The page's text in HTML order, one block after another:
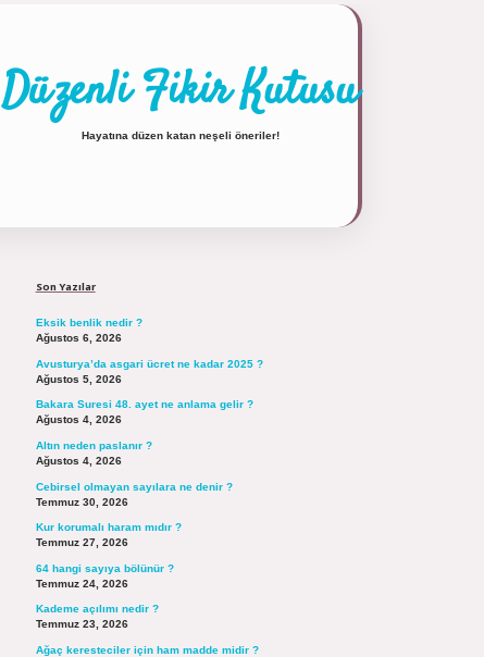
Düzenli Fikir Kutusu
Hayatına düzen katan neşeli öneriler!
Son Yazılar
Eksik benlik nedir ?
Ağustos 6, 2026
Avusturya’da asgari ücret ne kadar 2025 ?
Ağustos 5, 2026
Bakara Suresi 48. ayet ne anlama gelir ?
Ağustos 4, 2026
Altın neden paslanır ?
Ağustos 4, 2026
Cebirsel olmayan sayılara ne denir ?
Temmuz 30, 2026
Kur korumalı haram mıdır ?
Temmuz 27, 2026
64 hangi sayıya bölünür ?
Temmuz 24, 2026
Kademe açılımı nedir ?
Temmuz 23, 2026
Ağaç keresteciler için ham madde midir ?